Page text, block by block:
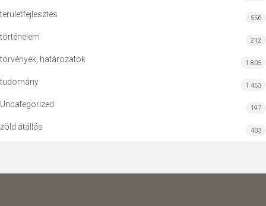
területfejlesztés 556
történelem 212
törvények, határozatok 1 805
tudomány 1 453
Uncategorized 197
zöld átállás 403